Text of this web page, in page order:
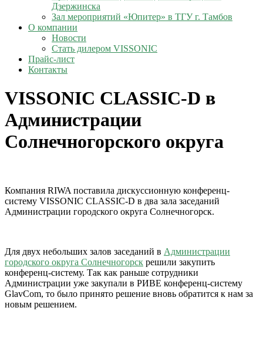
Дзержинска
Зал мероприятий «Юпитер» в ТГУ г. Тамбов
О компании
Новости
Стать дилером VISSONIC
Прайс-лист
Контакты
VISSONIC CLASSIC-D в
Администрации
Солнечногорского округа
Компания RIWA поставила дискуссионную конференц-
систему VISSONIC CLASSIC-D в два зала заседаний
Администрации городского округа Солнечногорск.
Для двух небольших залов заседаний в Администрации
городского округа Солнечногорск решили закупить
конференц-систему. Так как раньше сотрудники
Администрации уже закупали в РИВЕ конференц-систему
GlavCom, то было принято решение вновь обратится к нам за
новым решением.